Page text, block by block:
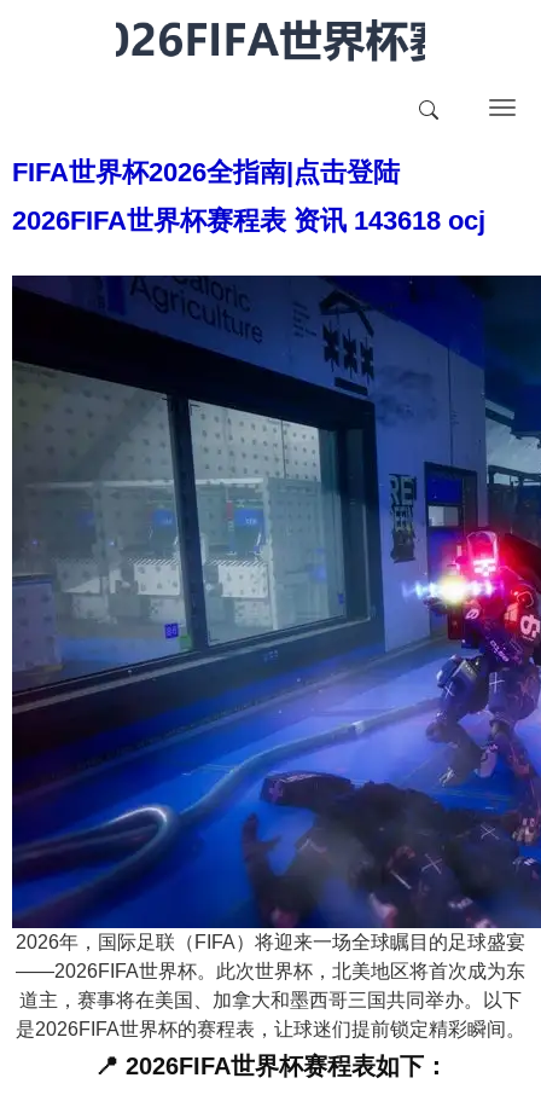
T
g
a
i
o
n
FIFA世界杯2026全指南|点击登陆
2026FIFA世界杯赛程表 资讯 143618 ocj
2026年，国际足联（FIFA）将迎来一场全球瞩目的足球盛宴
——2026FIFA世界杯。此次世界杯，北美地区将首次成为东
道主，赛事将在美国、加拿大和墨西哥三国共同举办。以下
是2026FIFA世界杯的赛程表，让球迷们提前锁定精彩瞬间。
📍 2026FIFA世界杯赛程表如下：